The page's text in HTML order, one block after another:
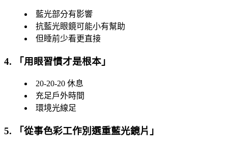
藍光部分有影響
抗藍光眼鏡可能小有幫助
但睡前少看更直接
4. 「用眼習慣才是根本 」
20-20-20 休息
充足戶外時間
環境光線足
5. 「從事色彩工作別選重藍光鏡片 」